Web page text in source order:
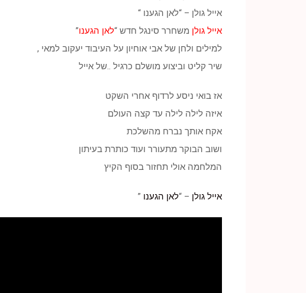
אייל גולן – “לאן הגענו “
אייל גולן משחרר סינגל חדש “לאן הגענו”
למילים ולחן של אבי אוחיון על העיבוד יעקוב למאי ,
שיר קליט וביצוע מושלם כרגיל ..של אייל
אז בואי ניסע לרדוף אחרי השקט
איזה לילה לילה עד קצה העולם
אקח אותך נברח מהשלכת
ושוב הבוקר מתעורר ועוד כותרת בעיתון
המלחמה אולי תחזור בסוף הקיץ
אייל גולן – “לאן הגענו ”